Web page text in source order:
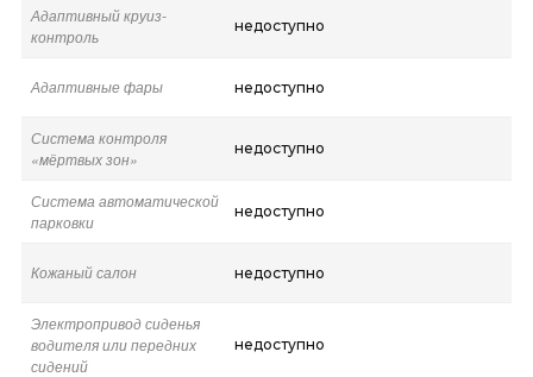
Адаптивный круиз-
контроль
недоступно
Адаптивные фары недоступно
Система контроля
«мёртвых зон»
недоступно
Система автоматической
парковки
недоступно
Кожаный салон недоступно
Электропривод сиденья
водителя или передних
сидений
недоступно